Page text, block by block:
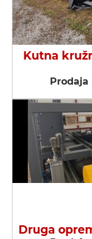
Kutna
Prodaja
Druga